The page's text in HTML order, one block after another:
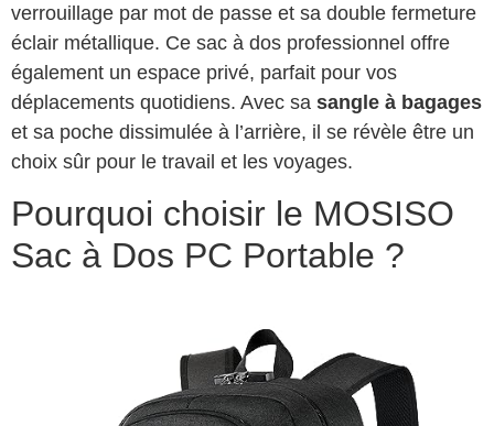
verrouillage par mot de passe et sa double fermeture
éclair métallique. Ce sac à dos professionnel offre
également un espace privé, parfait pour vos
déplacements quotidiens. Avec sa sangle à bagages
et sa poche dissimulée à l’arrière, il se révèle être un
choix sûr pour le travail et les voyages.
Pourquoi choisir le MOSISO
Sac à Dos PC Portable ?